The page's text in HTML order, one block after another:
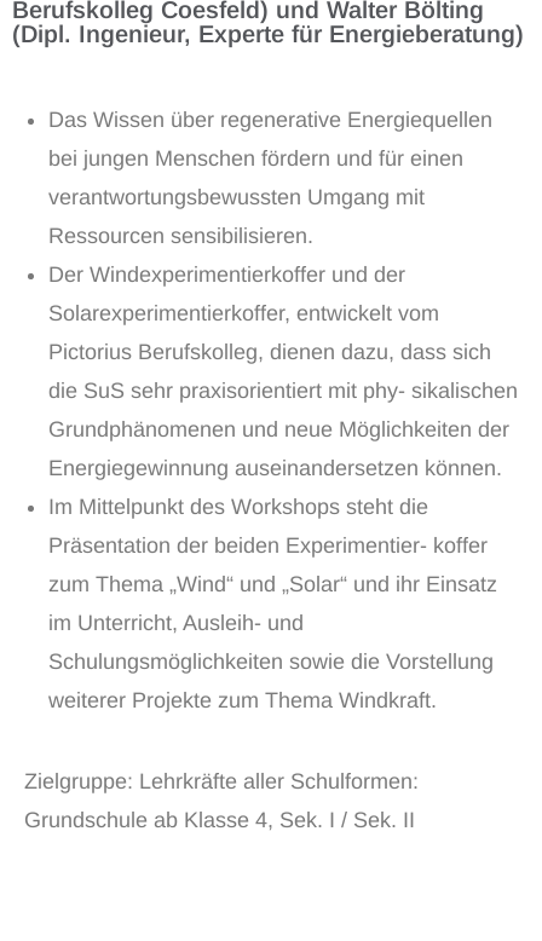
Berufskolleg Coesfeld) und Walter Bölting
(Dipl. Ingenieur, Experte für Energieberatung)
Das Wissen über regenerative Energiequellen
bei jungen Menschen fördern und für einen
verantwortungsbewussten Umgang mit
Ressourcen sensibilisieren.
Der Windexperimentierkoffer und der
Solarexperimentierkoffer, entwickelt vom
Pictorius Berufskolleg, dienen dazu, dass sich
die SuS sehr praxisorientiert mit phy- sikalischen
Grundphänomenen und neue Möglichkeiten der
Energiegewinnung auseinandersetzen können.
Im Mittelpunkt des Workshops steht die
Präsentation der beiden Experimentier- koffer
zum Thema „Wind“ und „Solar“ und ihr Einsatz
im Unterricht, Ausleih- und
Schulungsmöglichkeiten sowie die Vorstellung
weiterer Projekte zum Thema Windkraft.
Zielgruppe: Lehrkräfte aller Schulformen:
Grundschule ab Klasse 4, Sek. I / Sek. II​